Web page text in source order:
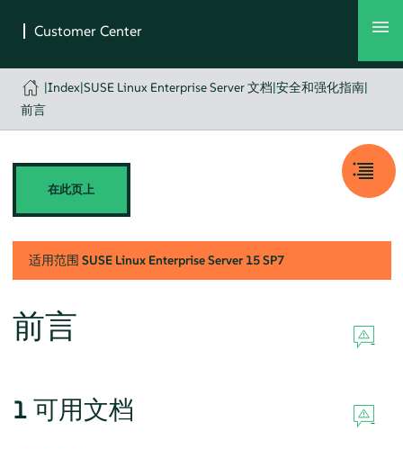
|Index|SUSE Linux Enterprise Server 文档|安全和强化指南|
前言
在此页上
适用范围 SUSE Linux Enterprise Server 15 SP7
前言
1 可用文档